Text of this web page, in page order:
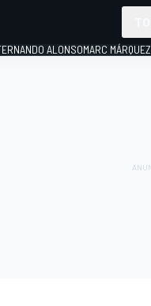
ALONSOMARC MÁRQUEZ